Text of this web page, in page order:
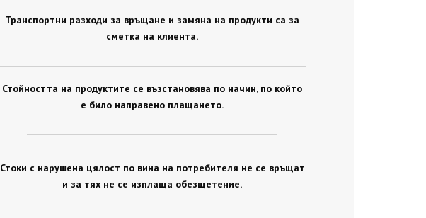
Транспортни разходи за връщане и замяна на продукти са за
сметка на клиента.
Стойността на продуктите се възстановява по начин, по който
е било направено плащането.
Стоки с нарушена цялост по вина на потребителя не се връщат
и за тях не се изплаща обезщетение.